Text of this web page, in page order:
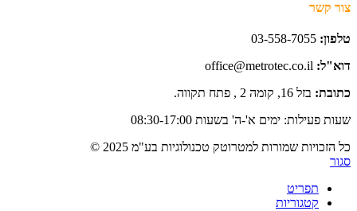
צור קשר
טלפון: 03-558-7055
דוא"ל:
כתובת: בזל 16, קומה 2 , פתח תקווה.
שעות פעילות: ימים א'-ה' בשעות 08:30-17:00
כל הזכויות שמורות למטרוטק טכנולוגיות בע"מ 2025 ©
סגור
תפריט
קטגוריות